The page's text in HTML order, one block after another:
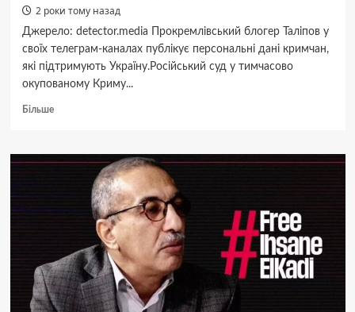
2 роки тому назад
Джерело: detector.media Прокремлівський блогер Таліпов у
своїх телеграм-каналах публікує персональні дані кримчан,
які підтримують Україну.Російський суд у тимчасово
окупованому Криму...
БільшеДокладніше
жителів
засудили
прокремлівського
блогера
Таліпова